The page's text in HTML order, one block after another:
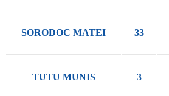
SORODOC MATEI 33
TUTU MUNIS 3